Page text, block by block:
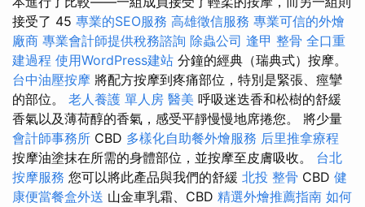
接受了 45 專業的SEO服務 高雄徵信服務 專業可信的外燴
廠商 專業會計師提供稅務諮詢 除蟲公司 逢甲 整骨 全口重
建過程 使用WordPress建站 分鐘的經典（瑞典式）按摩。
台中油壓按摩 將配方按摩到疼痛部位，特別是緊張、痙攣
的部位。 老人養護 單人房 醫美 呼吸迷迭香和松樹的舒緩
香氣以及薄荷醇的香氣，感受平靜慢慢地席捲您。 將少量
會計師事務所 CBD 多樣化自助餐外燴服務 后里推拿療程
按摩油塗抹在所需的身體部位，並按摩至皮膚吸收。 台北
按摩服務 您可以將此產品與我們的舒緩 北投 整骨 CBD 健
康便當餐盒外送 山金車乳霜、CBD 精選外燴推薦指南 如何